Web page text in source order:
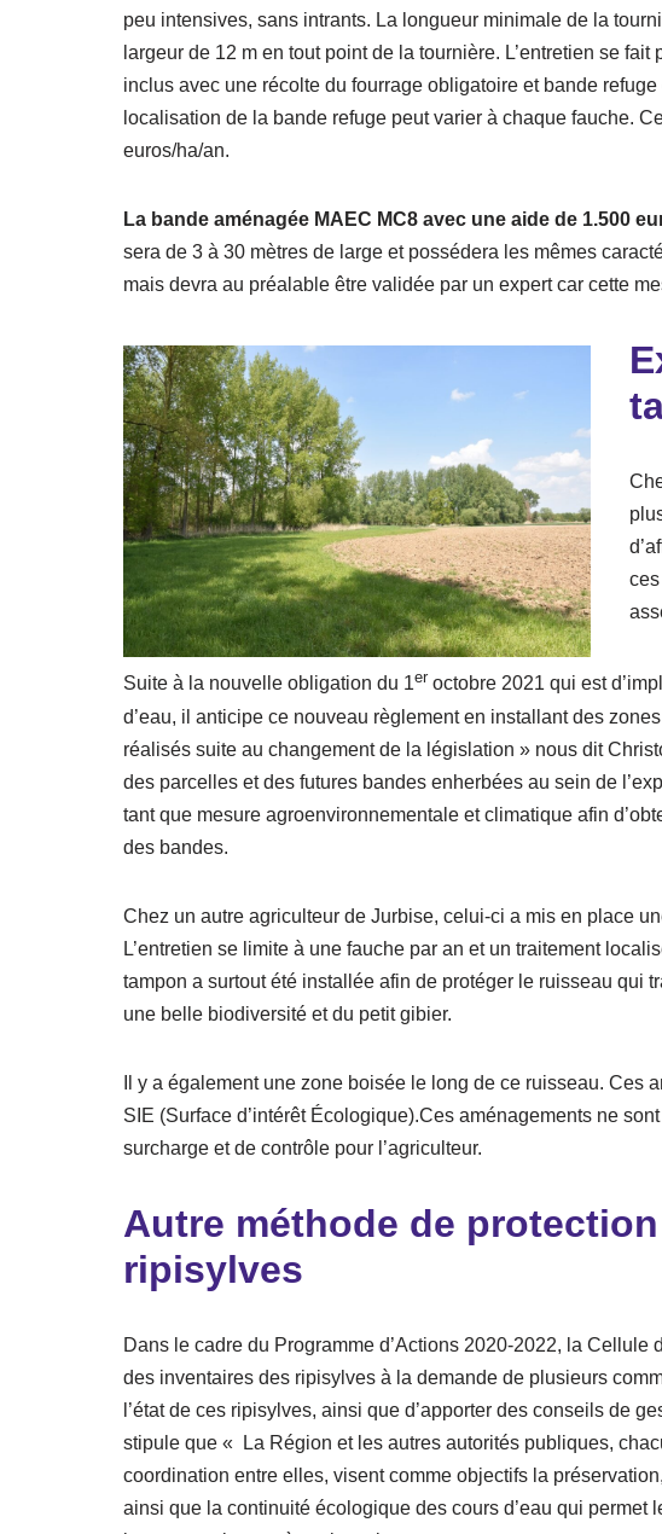
peu intensives, sans intrants. La longueur minimale de la
largeur de 12 m en tout point de la tournière. L’entretien se
inclus avec une récolte du fourrage obligatoire et bande
localisation de la bande refuge peut varier à chaque fauche.
euros/ha/an.
La bande aménagée MAEC MC8 avec une aide de 1.500
sera de 3 à 30 mètres de large et possédera les mêmes
mais devra au préalable être validée par un expert car cette
Suite à la nouvelle obligation du 1er octobre 2021 qui est
d’eau, il anticipe ce nouveau règlement en installant des
réalisés suite au changement de la législation » nous dit
des parcelles et des futures bandes enherbées au sein de
tant que mesure agroenvironnementale et climatique afin
des bandes.
Chez un autre agriculteur de Jurbise, celui-ci a mis en place
L’entretien se limite à une fauche par an et un traitement
tampon a surtout été installée afin de protéger le ruisseau qui
une belle biodiversité et du petit gibier.
Il y a également une zone boisée le long de ce ruisseau. Ces
SIE (Surface d’intérêt Écologique).Ces aménagements ne
surcharge et de contrôle pour l’agriculteur.
Autre méthode de
ripisylves
Dans le cadre du Programme d’Actions 2020-2022, la
des inventaires des ripisylves à la demande de plusieurs
l’état de ces ripisylves, ainsi que d’apporter des conseils de
stipule que « La Région et les autres autorités publiques,
coordination entre elles, visent comme objectifs la
ainsi que la continuité écologique des cours d’eau qui permet